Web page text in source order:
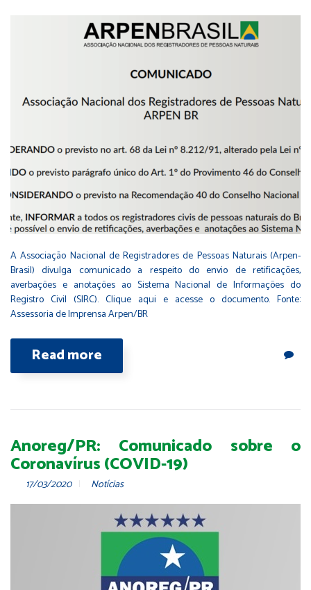
A Associação Nacional de Registradores de Pessoas Naturais (Arpen-
Brasil) divulga comunicado a respeito do envio de retificações,
averbações e anotações ao Sistema Nacional de Informações do
Registro Civil (SIRC). Clique aqui e acesse o documento. Fonte:
Assessoria de Imprensa Arpen/BR
Read more
Anoreg/PR: Comunicado sobre o
Coronavírus (COVID-19)
17/03/2020 Notícias